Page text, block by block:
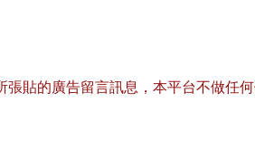
貼的廣告留言訊息，本平台不做任